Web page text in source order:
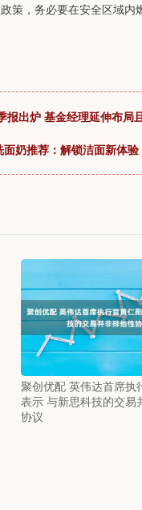
策，务必要在安全区域
报出炉 基金经理延伸布局
奶推荐：解锁洁面新体
聚创优配 英伟达首席执
表示 与新思科技的交易
协议